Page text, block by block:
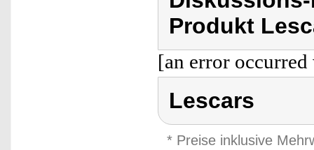
Produkt
[an error
Lescars
* Preise inklusive